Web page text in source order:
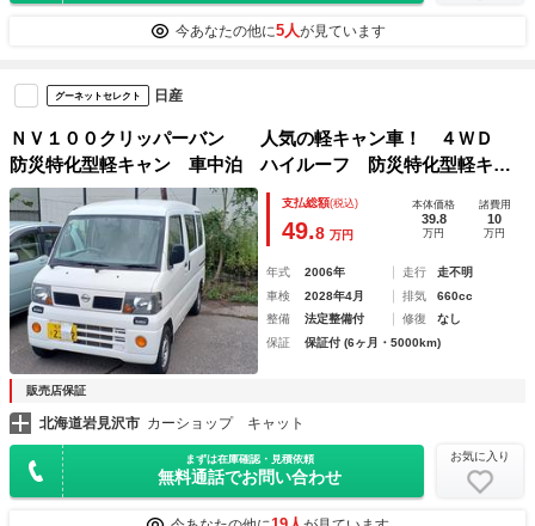
今あなたの他に5人が見ています
グーネットセレクト 日産
ＮＶ１００クリッパーバン 人気の軽キャン車！ ４ＷＤ
防災特化型軽キャン 車中泊 ハイルーフ 防災特化型軽キャ
ンピングカー カープロデュースブランドニシモ提携 たった
１０秒で誰でも瞬時にフルフラットキャンピング仕様に！
支払総額(税込)
49.8 万円
本体価格
39.8
万円
諸費用
10
万円
年式 2006年 走行
走不明
車検
2028年4月 排気
660cc
整備
法定整備付 修復
なし
保証
保証付 (6ヶ月・5000km)
販売店保証
北海道岩見沢市 カーショップ キャット
まずは在庫確認・見積依頼
無料通話でお問い合わせ
お気に入り